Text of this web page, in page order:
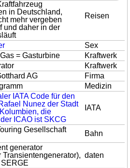
in Deutschland,
mehr vergeben
und daher in der
Reisen
Sex
= Gasturbine
Kraftwerk
Kraftwerk
AG
Firma
Medizin
IATA Code für den
Nunez der Stadt
die
ICAO ist SKCG
IATA
Gesellschaft
Bahn
generator
Transientengenerator), daten